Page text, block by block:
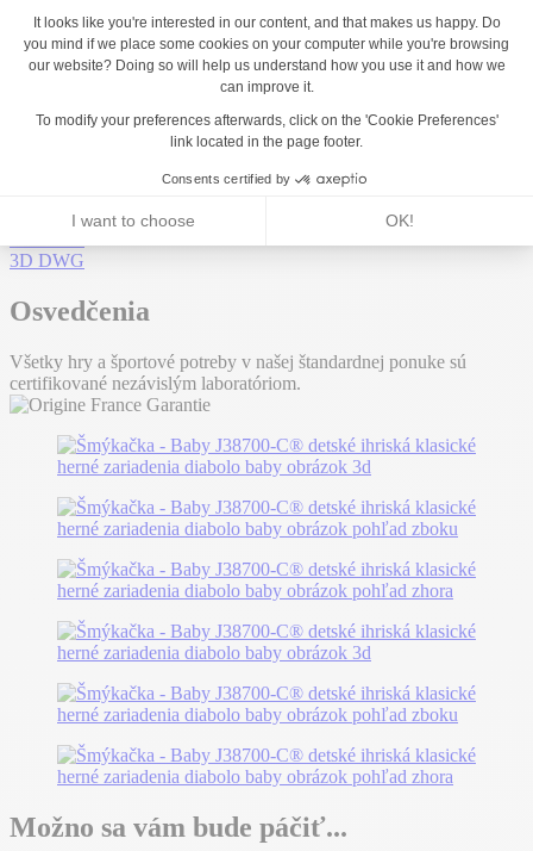
Opraviteľnosť
9,43 /10
Technická dokumentácia
Dokumentácia k materiálom
2D DXF
3D DWG
Osvedčenia
Všetky hry a športové potreby v našej štandardnej ponuke sú
certifikované nezávislým laboratóriom.
Možno sa vám bude páčiť...